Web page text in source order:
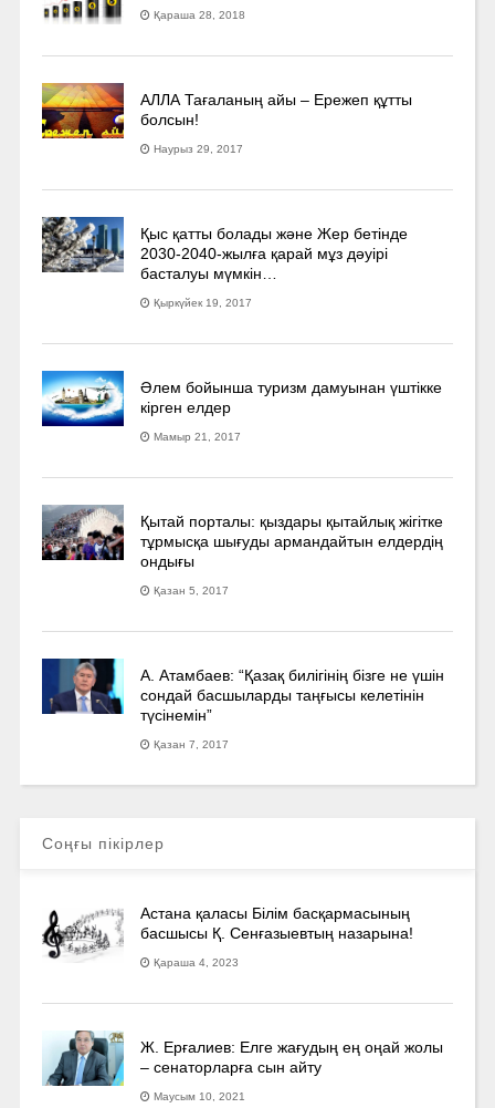
Қараша 28, 2018
АЛЛА Тағаланың айы – Ережеп құтты
болсын!
Наурыз 29, 2017
Қыс қатты болады және Жер бетінде
2030-2040­-жылға қарай мұз дәуірі
басталуы мүмкін…
Қыркүйек 19, 2017
Әлем бойынша туризм дамуынан үштікке
кірген елдер
Мамыр 21, 2017
Қытай порталы: қыздары қытайлық жігітке
тұрмысқа шығуды армандайтын елдердің
ондығы
Қазан 5, 2017
А. Атамбаев: “Қазақ билігінің бізге не үшін
сондай басшыларды таңғысы келетінін
түсінемін”
Қазан 7, 2017
Соңғы пікірлер
Астана қаласы Білім басқармасының
басшысы Қ. Сенғазыевтың назарына!
Қараша 4, 2023
Ж. Ерғалиев: Елге жағудың ең оңай жолы
– сенаторларға сын айту
Маусым 10, 2021